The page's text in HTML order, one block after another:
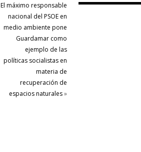
El máximo responsable
nacional del PSOE en
medio ambiente pone
Guardamar como
ejemplo de las
políticas socialistas en
materia de
recuperación de
espacios naturales»